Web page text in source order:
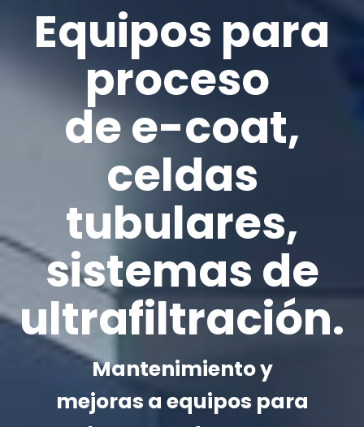
Equipos para
proceso
de e-coat,
celdas
tubulares,
sistemas de
ultrafiltración.
Mantenimiento y
mejoras a equipos para